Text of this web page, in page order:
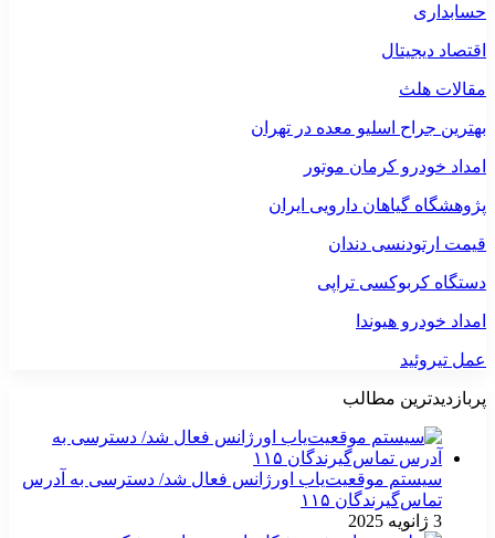
حسابداری
اقتصاد دیجیتال
مقالات هلث
بهترین جراح اسلیو معده در تهران
امداد خودرو کرمان موتور
پژوهشگاه گیاهان دارویی ایران
قیمت ارتودنسی دندان
دستگاه کربوکسی تراپی
امداد خودرو هیوندا
عمل تیروئید
پربازدیدترین مطالب
سیستم موقعیت‌یاب اورژانس فعال شد/ دسترسی به آدرس
تماس‌گیرندگان ۱۱۵
3 ژانویه 2025